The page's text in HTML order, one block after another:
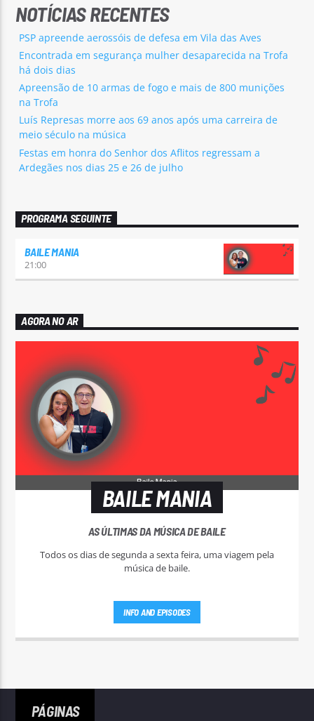
NOTÍCIAS RECENTES
PSP apreende aerossóis de defesa em Vila das Aves
Encontrada em segurança mulher desaparecida na Trofa
há dois dias
Apreensão de 10 armas de fogo e mais de 800 munições
na Trofa
Luís Represas morre aos 69 anos após uma carreira de
meio século na música
Festas em honra do Senhor dos Aflitos regressam a
Ardegães nos dias 25 e 26 de julho
PROGRAMA SEGUINTE
BAILE MANIA
21:00
AGORA NO AR
BAILE MANIA
AS ÚLTIMAS DA MÚSICA DE BAILE
Todos os dias de segunda a sexta feira, uma viagem pela
música de baile.
INFO AND EPISODES
PÁGINAS